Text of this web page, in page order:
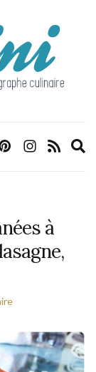
à